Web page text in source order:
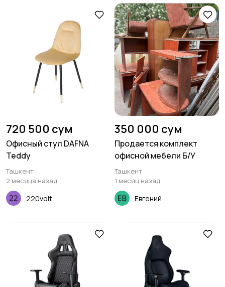
720 500 сум
Офисный стул DAFNA
Teddy
Ташкент
2 месяца назад
220volt
350 000 сум
Продается комплект
офисной мебели Б/У
Ташкент
1 месяц назад
Евгений